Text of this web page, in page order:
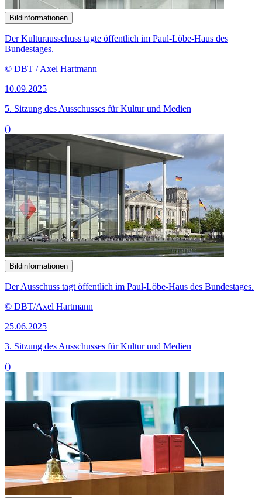
Bildinformationen
Der Kulturausschuss tagte öffentlich im Paul-Löbe-Haus des
Bundestages.
© DBT / Axel Hartmann
10.09.2025
5. Sitzung des Ausschusses für Kultur und Medien
()
Bildinformationen
Der Ausschuss tagt öffentlich im Paul-Löbe-Haus des Bundestages.
© DBT/Axel Hartmann
25.06.2025
3. Sitzung des Ausschusses für Kultur und Medien
()